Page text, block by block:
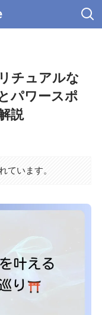
チュアルな
パワースポ
説
ています。